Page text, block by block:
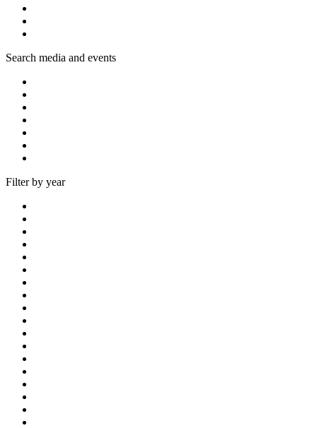
Search media and events
Filter by year